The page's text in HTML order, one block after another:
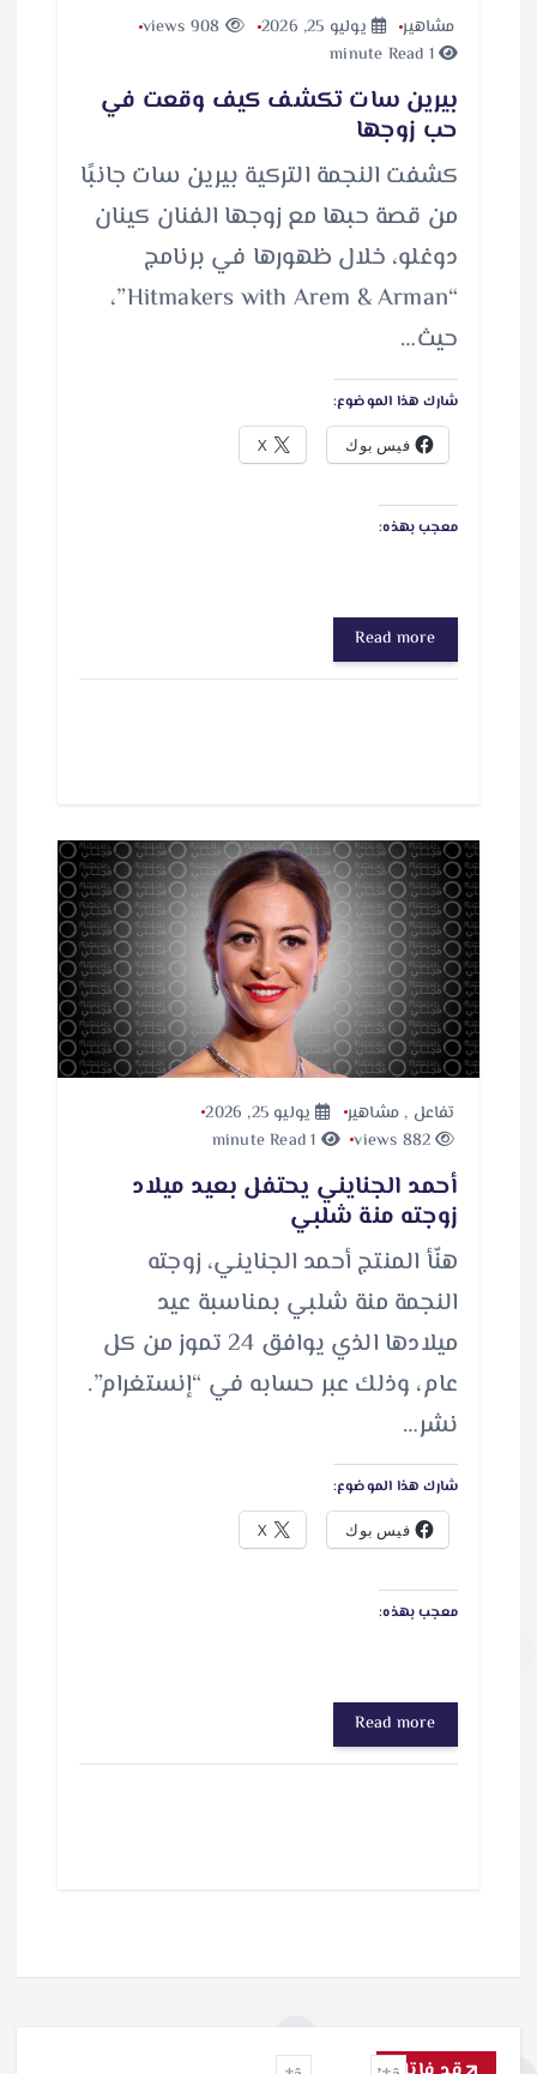
مشاهير يوليو 25, 2026
1 minute Read
بيرين سات تكشف كيف وقعت في
حب زوجها
كشفت النجمة التركية بيرين سات جانبًا
من قصة حبها مع زوجها الفنان كينان
دوغلو، خلال ظهورها في برنامج
“Hitmakers with Arem & Arman”،
حيث…
شارك هذا الموضوع:
فيس بوك X
معجب بهذه:
Read more
تفاعل , مشاهير
يوليو 25, 2026
882 views
أحمد الجنايني يحتفل بعيد ميلاد
زوجته منة شلبي
هنّأ المنتج أحمد الجنايني، زوجته
النجمة منة شلبي بمناسبة عيد
ميلادها الذي يوافق 24 تموز من كل
عام، وذلك عبر حسابه في “إنستغرام”.
نشر…
شارك هذا الموضوع:
فيس بوك X
معجب بهذه:
Read more